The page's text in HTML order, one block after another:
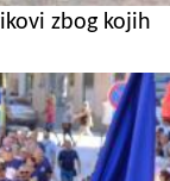
zbog kojih